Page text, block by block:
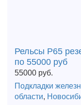
Рельсы Р65
по 55000 руб
55000 руб.
Подкладки
области,